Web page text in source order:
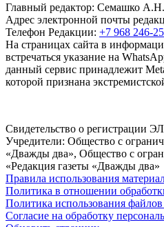
Главный редактор: Семашко А.Н.
Адрес электронной почты
Телефон Редакции: +7 968 246-
На страницах сайта в
встречаться указание на
данный сервис принадлежит
которой признана
Свидетельство о регистрации
Учредители: Общество с
«Дважды два», Общество с
«Редакция газеты «Дважды два»
Правила использования
Политика в отношении
Политика использования
Согласие на обработку